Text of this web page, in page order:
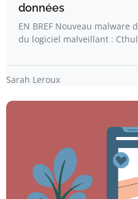
données
EN BREF Nouveau malware
du logiciel malveillant :
Sarah Leroux